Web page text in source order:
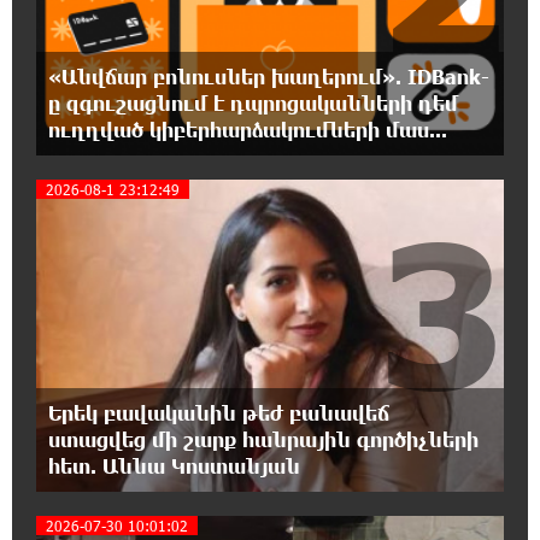
20:12:40 5-08-2026
Հայրենիքի զգացողությունը հողի
նկատմամբ պետք է լինի ոչ թե
թշնամության, այլ բարեկամության հիմքը. Էդգար
Ղազարյան
19:57:06 5-08-2026
Պեղումներ և նոր բացահայտում Հին
Խնձորեսկում
19:39:55 5-08-2026
Սալահը կարիերան կշարունակի
Թուրքիայում
19:20:45 5-08-2026
Մեքենաներից գողություններ և շորթում
Երևանում. բացահայտվել է «Տեսլայով»
հանցավոր խումբը
«Անվճար բոնուսներ խաղերում». IDBank-
ը զգուշացնում է դպրոցականների դեմ
ուղղված կիբերհարձակումների մաս...
2026-08-1 23:12:49
Երեկ բավականին թեժ բանավեճ
ստացվեց մի շարք հանրային գործիչների
հետ. Աննա Կոստանյան
3
2026-07-30 10:01:02